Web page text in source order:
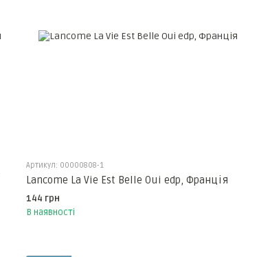
Артикул: 00000808-1
Lancome La Vie Est Belle Oui edp, Франція
144 грн
В наявності